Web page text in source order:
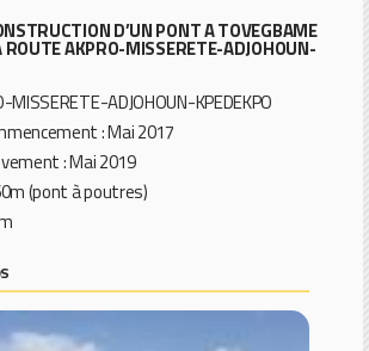
D’UN PONT A TOVEGBAME
ROUTE AKPRO-MISSERETE-ADJOHOUN-
MISSERETE-ADJOHOUN-KPEDEKPO
: Mai 2017
: Mai 2019
(pont à poutres)